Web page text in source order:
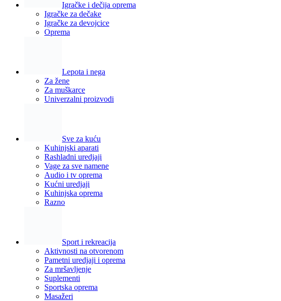
Igračke i dečija oprema
Igračke za dečake
Igračke za devojcice
Oprema
Lepota i nega
Za žene
Za muškarce
Univerzalni proizvodi
Sve za kuću
Kuhinjski aparati
Rashladni uredjaji
Vage za sve namene
Audio i tv oprema
Kućni uredjaji
Kuhinjska oprema
Razno
Sport i rekreacija
Aktivnosti na otvorenom
Pametni uredjaji i oprema
Za mršavljenje
Suplementi
Sportska oprema
Masažeri